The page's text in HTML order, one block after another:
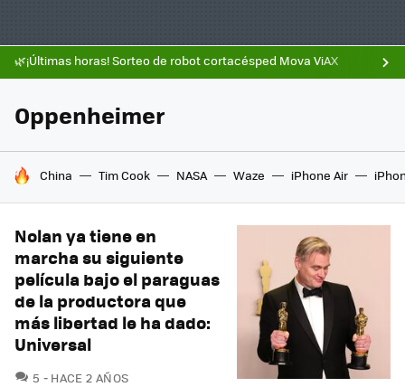
🌿¡Últimas horas! Sorteo de robot cortacésped Mova ViAX
Oppenheimer
HOY SE HABLA DE
China Tim Cook NASA Waze iPhone Air
Nolan ya tiene en
marcha su siguiente
película bajo el paraguas
de la productora que
más libertad le ha dado:
Universal
5 COMENTARIOS
HACE 2 AÑOS